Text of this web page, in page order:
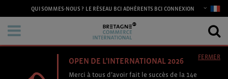
QUI SOMMES-NOUS ? LE RÉSEAU BCI ADHÉRENTS BCI CONNEXION
OPEN DE L'INTERNATIONAL 2026
Merci à tous d’avoir fait le succès de la 14e
FERMER